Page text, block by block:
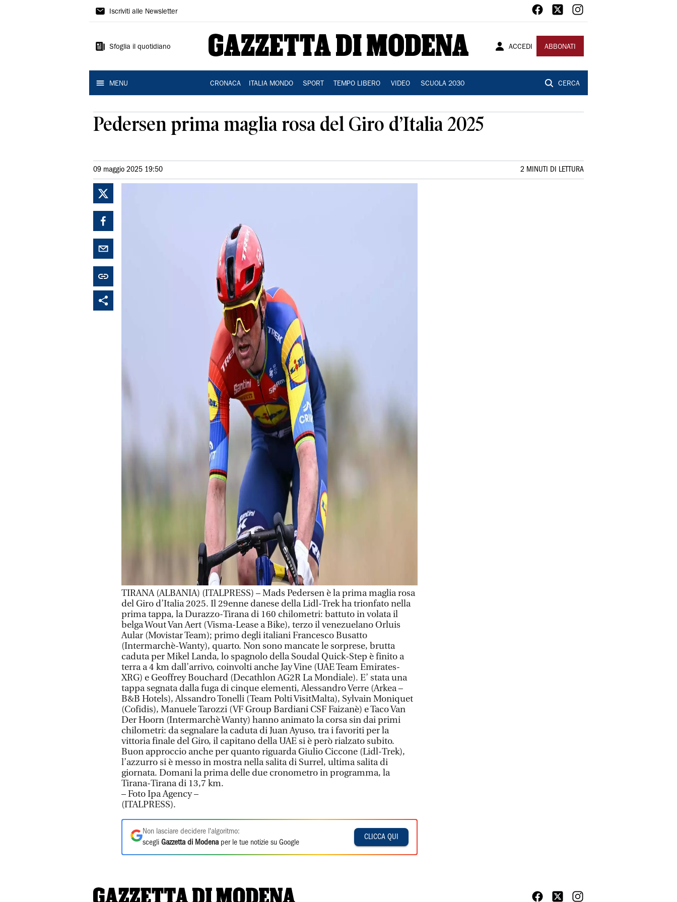
Gazzetta
Modena
Iscriviti alle Newsletter
Sfoglia il quotidiano ACCEDI ABBONATI
MENU CRONACA ITALIA MONDO SPORT TEMPO LIBERO VIDEO SCUOLA 2030 CERCA
Pedersen prima maglia rosa del Giro d’Italia 2025
09 maggio 2025 19:50 2 MINUTI DI LETTURA
TIRANA (ALBANIA) (ITALPRESS) – Mads Pedersen è la prima maglia rosa
del Giro d’Italia 2025. Il 29enne danese della Lidl-Trek ha trionfato nella
prima tappa, la Durazzo-Tirana di 160 chilometri: battuto in volata il
belga Wout Van Aert (Visma-Lease a Bike), terzo il venezuelano Orluis
Aular (Movistar Team); primo degli italiani Francesco Busatto
(Intermarchè-Wanty), quarto. Non sono mancate le sorprese, brutta
caduta per Mikel Landa, lo spagnolo della Soudal Quick-Step è finito a
terra a 4 km dall’arrivo, coinvolti anche Jay Vine (UAE Team Emirates-
XRG) e Geoffrey Bouchard (Decathlon AG2R La Mondiale). E’ stata una
tappa segnata dalla fuga di cinque elementi, Alessandro Verre (Arkea –
B&B Hotels), Alssandro Tonelli (Team Polti VisitMalta), Sylvain Moniquet
(Cofidis), Manuele Tarozzi (VF Group Bardiani CSF Faizanè) e Taco Van
Der Hoorn (Intermarchè Wanty) hanno animato la corsa sin dai primi
chilometri: da segnalare la caduta di Juan Ayuso, tra i favoriti per la
vittoria finale del Giro, il capitano della UAE si è però rialzato subito.
Buon approccio anche per quanto riguarda Giulio Ciccone (Lidl-Trek),
l’azzurro si è messo in mostra nella salita di Surrel, ultima salita di
giornata. Domani la prima delle due cronometro in programma, la
Tirana-Tirana di 13,7 km.
– Foto Ipa Agency –
(ITALPRESS).
Non lasciare decidere l'algoritmo:
scegli Gazzetta di Modena per le tue notizie su Google
CLICCA QUI